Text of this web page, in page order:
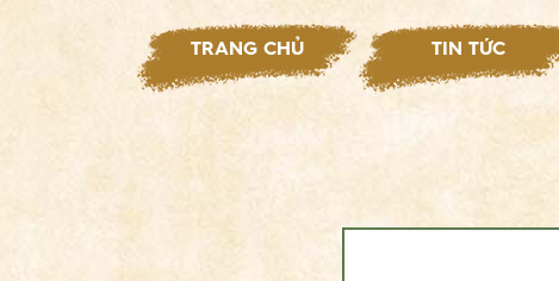
TRANG CHỦ TIN TỨC